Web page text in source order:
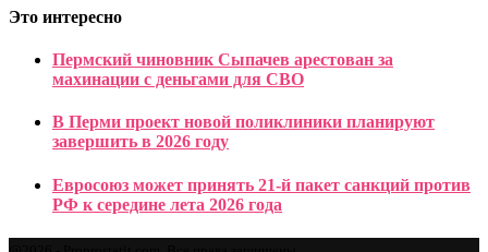
Это интересно
Пермский чиновник Сыпачев арестован за
махинации с деньгами для СВО
В Перми проект новой поликлиники планируют
завершить в 2026 году
Евросоюз может принять 21-й пакет санкций против
РФ к середине лета 2026 года